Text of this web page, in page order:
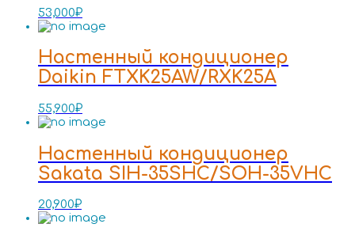
53,000₽
Настенный кондиционер
Daikin FTXK25AW/RXK25A
55,900₽
Настенный кондиционер
Sakata SIH-35SHC/SOH-35VHC
20,900₽